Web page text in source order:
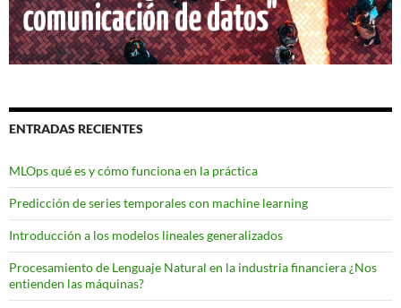
ENTRADAS RECIENTES
MLOps qué es y cómo funciona en la práctica
Predicción de series temporales con machine learning
Introducción a los modelos lineales generalizados
Procesamiento de Lenguaje Natural en la industria financiera ¿Nos
entienden las máquinas?